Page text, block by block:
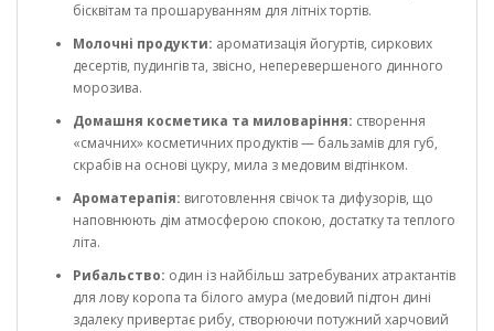
бісквітам та прошаруванням для літніх тортів.
Молочні продукти: ароматизація йогуртів, сиркових
десертів, пудингів та, звісно, неперевершеного динного
морозива.
Домашня косметика та миловаріння: створення
«смачних» косметичних продуктів — бальзамів для губ,
скрабів на основі цукру, мила з медовим відтінком.
Ароматерапія: виготовлення свічок та дифузорів, що
наповнюють дім атмосферою спокою, достатку та теплого
літа.
Рибальство: один із найбільш затребуваних атрактантів
для лову коропа та білого амура (медовий підтон дині
здалеку привертає рибу, створюючи потужний харчовий